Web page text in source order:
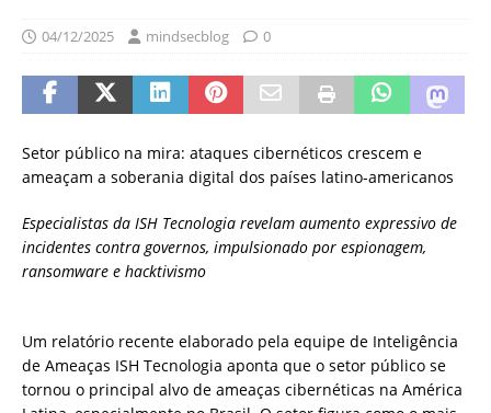
04/12/2025 mindsecblog 0
Setor público na mira: ataques cibernéticos crescem e
ameaçam a soberania digital dos países latino-americanos
Especialistas da ISH Tecnologia revelam aumento expressivo de
incidentes contra governos, impulsionado por espionagem,
ransomware e hacktivismo
Um relatório recente elaborado pela equipe de Inteligência
de Ameaças ISH Tecnologia aponta que o setor público se
tornou o principal alvo de ameaças cibernéticas na América